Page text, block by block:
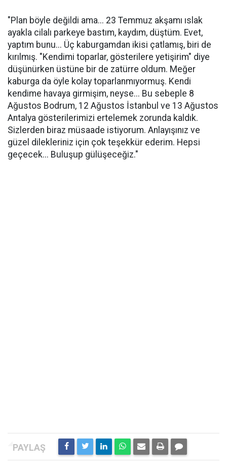
"Plan böyle değildi ama... 23 Temmuz akşamı ıslak
ayakla cilalı parkeye bastım, kaydım, düştüm. Evet,
yaptım bunu... Üç kaburgamdan ikisi çatlamış, biri de
kırılmış. "Kendimi toparlar, gösterilere yetişirim" diye
düşünürken üstüne bir de zatürre oldum. Meğer
kaburga da öyle kolay toparlanmıyormuş. Kendi
kendime havaya girmişim, neyse... Bu sebeple 8
Ağustos Bodrum, 12 Ağustos İstanbul ve 13 Ağustos
Antalya gösterilerimizi ertelemek zorunda kaldık.
Sizlerden biraz müsaade istiyorum. Anlayışınız ve
güzel dilekleriniz için çok teşekkür ederim. Hepsi
geçecek... Buluşup gülüşeceğiz."